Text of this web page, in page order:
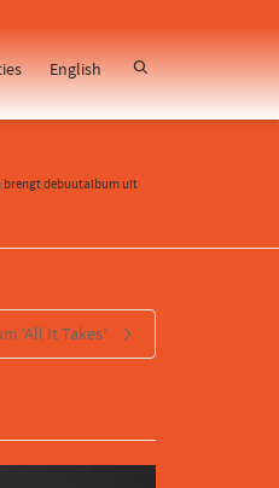
English
brengt debuutalbum uit
‘All It Takes’